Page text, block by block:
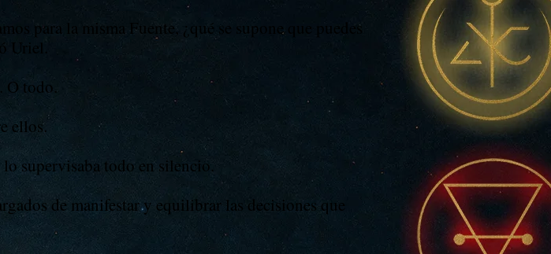
para la misma Fuente, ¿qué se supone que puedes
Uriel.
todo.
ellos.
supervisaba todo en silencio.
de manifestar y equilibrar las decisiones que